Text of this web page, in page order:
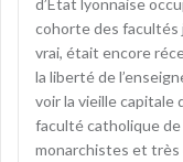
cohorte des facultés
vrai, était encore
la liberté de
voir la vieille capitale
faculté catholique
monarchistes et très